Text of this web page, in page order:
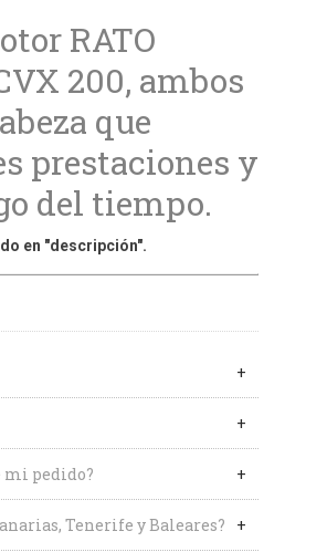
RATO
200, ambos
que
prestaciones y
del tiempo.
en "descripción".
mi pedido?
Tenerife y Baleares?